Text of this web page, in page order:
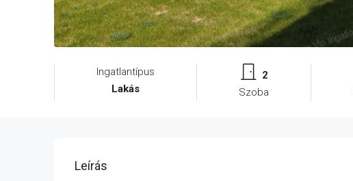
Ingatlantípus
Lakás
2
Szoba
Leírás